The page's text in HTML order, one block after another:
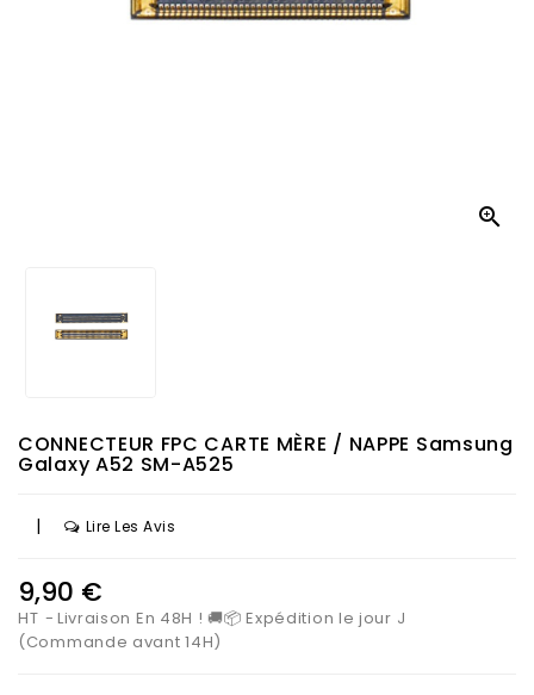

CONNECTEUR FPC CARTE MÈRE / NAPPE Samsung
Galaxy A52 SM-A525
| Lire Les Avis
9,90 €
HT
Livraison En 48H ! 🚚📦 Expédition le jour J
(Commande avant 14H)